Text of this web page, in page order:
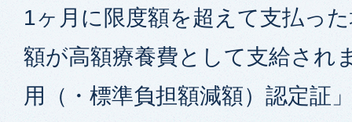
1ヶ月に限度額を超えて支払っ
額が高額療養費として支給され
用（・標準負担額減額）認定証